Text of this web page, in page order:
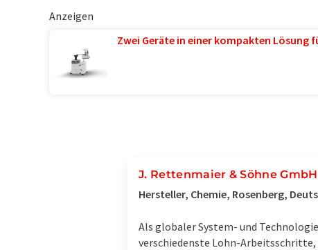
Anzeigen
Zwei Geräte in einer kompakten Lösung
J. Rettenmaier & Söhne GmbH
Hersteller, Chemie, Rosenberg,
Als globaler System- und
verschiedenste Lohn-